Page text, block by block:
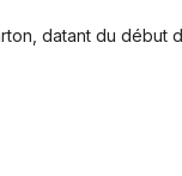
datant du début